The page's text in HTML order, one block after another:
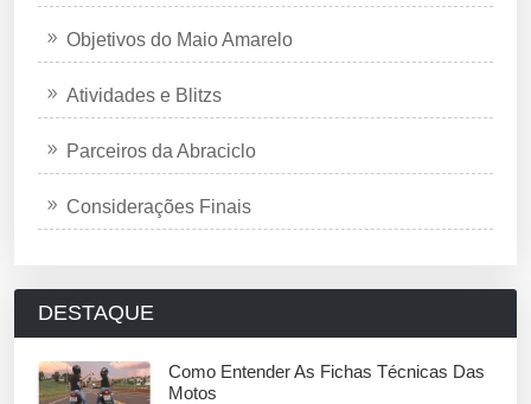
Objetivos do Maio Amarelo
Atividades e Blitzs
Parceiros da Abraciclo
Considerações Finais
DESTAQUE
Como Entender As Fichas Técnicas Das
Motos